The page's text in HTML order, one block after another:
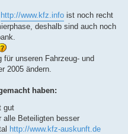
http://www.kfz.info ist noch recht
deshalb sind auch noch
für unseren Fahrzeug- und
2005 ändern.
haben:
gut
alle Beteiligten besser
http://www.kfz-auskunft.de